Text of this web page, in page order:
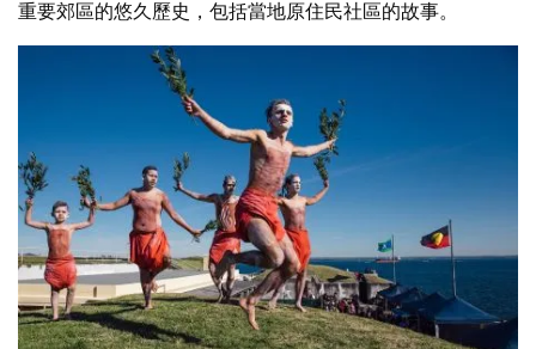
重要郊區的悠久歷史，包括當地原住民社區的故事。